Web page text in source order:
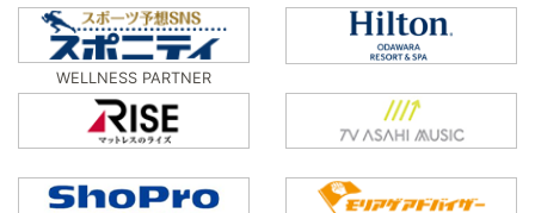
WELLNESS PARTNER